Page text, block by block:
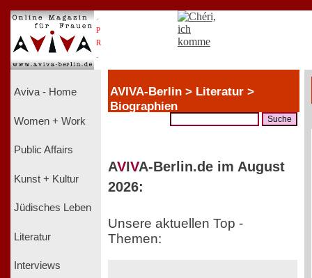
P
R
Aviva - Home
Women + Work
Public Affairs
Kunst + Kultur
Jüdisches Leben
Literatur
Interviews
AVIVA-Berlin > Literatur >
Biographien
AVIVA-Berlin.de im August
2026:
Unsere aktuellen Top -
Themen: